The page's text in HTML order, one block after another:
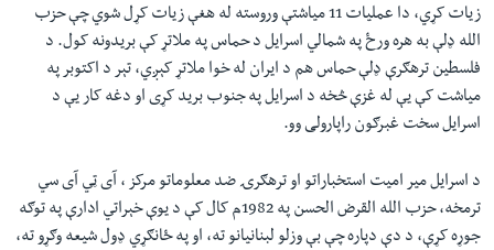
زیات کړي، دا عملیات 11 مياشتې وروسته له هغې زيات کړل شوي چې حزب
الله ډلې به هره ورځ په شمالي اسرايل د حماس په ملاتړ کې بريدونه کول. د
فلسطين ترهګرې ډلې حماس هم د ایران له خوا ملاتړ کېږي، تېر د اکتوبر په
میاشت کې یې له غزې څخه د اسرايل په جنوب بريد کړی او دغه کار یې د
اسرايل سخت غبرګون راپارولی وو.
د اسرایل مير اميت استخباراتو او ترهګرۍ ضد معلوماتو مرکز ، آی ټي آی سي
ترمخه، حزب الله القرض الحسن په 1982م کال کې د یوې خېراتي ادارې په توګه
جوړه کړې، د دې دپاره چې بې وزلو لبنانیانو ته، او په ځانګړي ډول شیعه وګړو ته،